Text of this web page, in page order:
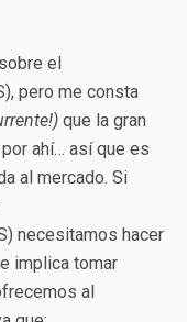
el
pero me consta
que la gran
ahí… así que es
al mercado. Si
necesitamos hacer
implica tomar
al